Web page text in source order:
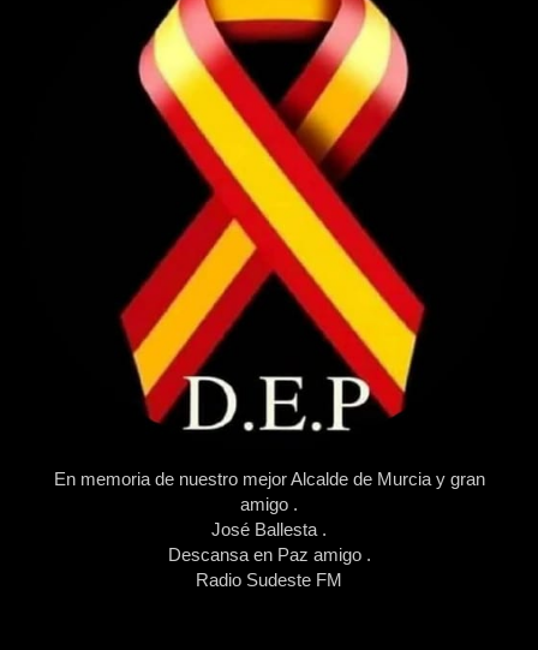
En memoria de nuestro mejor Alcalde de Murcia y gran
amigo .
José Ballesta .
Descansa en Paz amigo .
Radio Sudeste FM